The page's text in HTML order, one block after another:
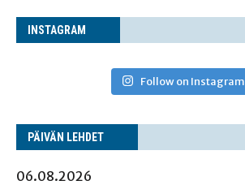
INS­TA­GRAM
Follow on Instagram
PÄI­VÄN LEHDET
06.08.2026